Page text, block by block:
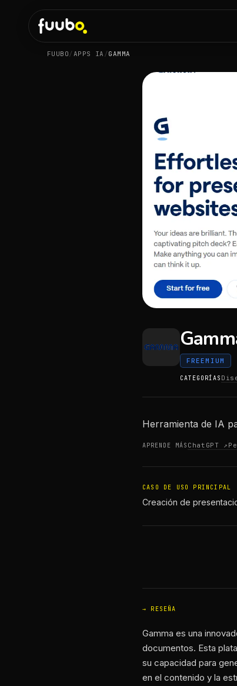
FUUBO/APPS IA /GAMMA
FREEMIUM
CATEGORÍAS
Herramienta de IA
APRENDE MÁS ChatGPT ↗
CASO DE USO PRINCIPAL
Creación de
RESEÑA
Gamma es una
documentos. Esta
su capacidad para
en el contenido y la